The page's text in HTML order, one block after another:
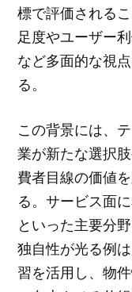
標で評価される
足度やユーザー
など多面的な視
る。
この背景には、
業が新たな選択
費者目線の価値
る。サービス面
といった主要分
独自性が光る例
習を活用し、物